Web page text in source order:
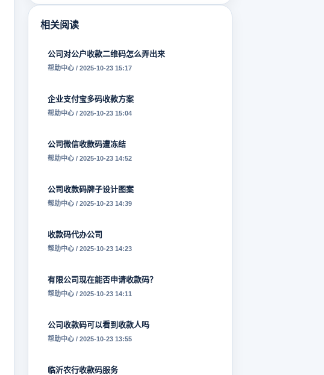
相关阅读
公司对公户收款二维码怎么弄出来
帮助中心 / 2025-10-23 15:17
企业支付宝多码收款方案
帮助中心 / 2025-10-23 15:04
公司微信收款码遭冻结
帮助中心 / 2025-10-23 14:52
公司收款码牌子设计图案
帮助中心 / 2025-10-23 14:39
收款码代办公司
帮助中心 / 2025-10-23 14:23
有限公司现在能否申请收款码？
帮助中心 / 2025-10-23 14:11
公司收款码可以看到收款人吗
帮助中心 / 2025-10-23 13:55
临沂农行收款码服务